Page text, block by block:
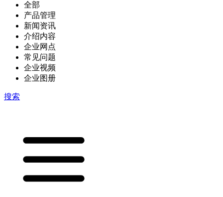
全部
产品管理
新闻资讯
介绍内容
企业网点
常见问题
企业视频
企业图册
搜索